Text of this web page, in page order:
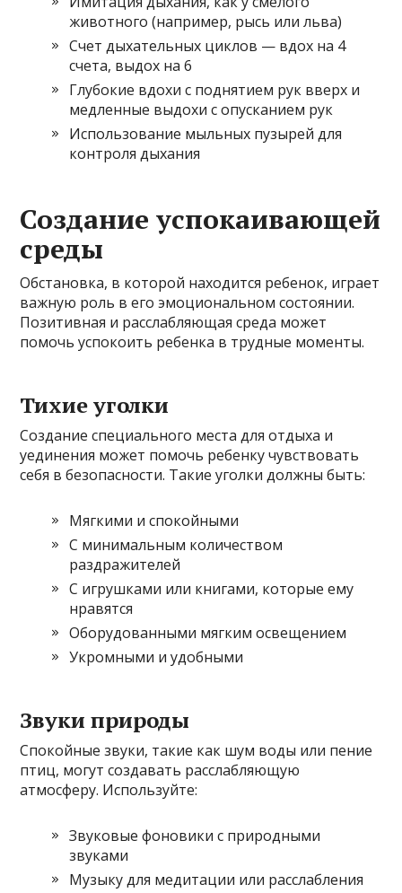
животного (например, рысь или льва)
Счет дыхательных циклов — вдох на 4
счета, выдох на 6
Глубокие вдохи с поднятием рук вверх и
медленные выдохи с опусканием рук
Использование мыльных пузырей для
контроля дыхания
Создание успокаивающей
среды
Обстановка, в которой находится ребенок, играет
важную роль в его эмоциональном состоянии.
Позитивная и расслабляющая среда может
помочь успокоить ребенка в трудные моменты.
Тихие уголки
Создание специального места для отдыха и
уединения может помочь ребенку чувствовать
себя в безопасности. Такие уголки должны быть:
Мягкими и спокойными
С минимальным количеством
раздражителей
С игрушками или книгами, которые ему
нравятся
Оборудованными мягким освещением
Укромными и удобными
Звуки природы
Спокойные звуки, такие как шум воды или пение
птиц, могут создавать расслабляющую
атмосферу. Используйте:
Звуковые фоновики с природными
звуками
Музыку для медитации или расслабления